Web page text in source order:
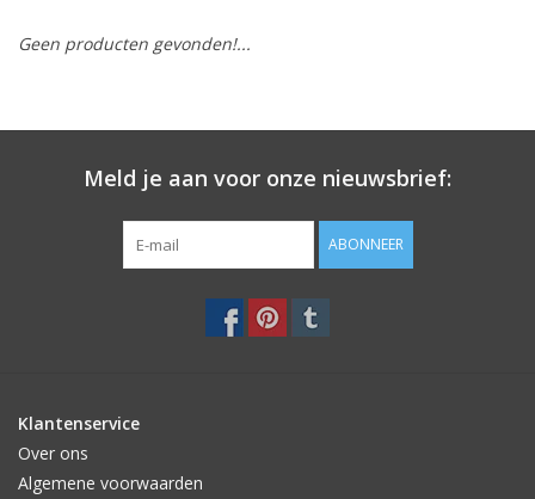
Geen producten gevonden!...
Meld je aan voor onze nieuwsbrief:
ABONNEER
Klantenservice
Over ons
Algemene voorwaarden